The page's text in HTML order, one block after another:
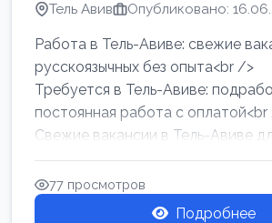
Тель Авив Опубликовано:
Работа в Тель-Авиве: свежие
русскоязычных без опыта<br />
Требуется в Тель-Авиве:
постоянная работа с
Свежие вакансии в Тель-Авиве
женщин от хозя...
77 просмотров
Подробнее